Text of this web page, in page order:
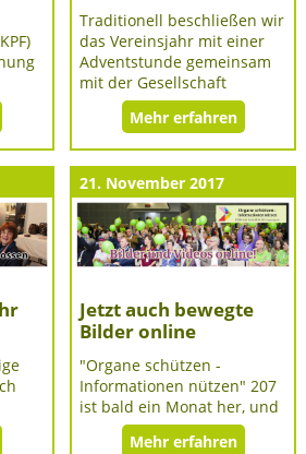
Traditionell beschließen wir
das Vereinsjahr mit einer
Adventstunde gemeinsam
mit der Gesellschaft
Mehr erfahren
21. November 2017
Jetzt auch bewegte
Bilder online
"Organe schützen -
Informationen nützen" 207
ist bald ein Monat her, und
Mehr erfahren